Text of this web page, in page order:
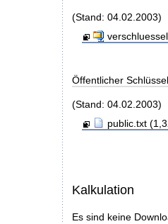
(Stand: 04.02.2003)
Öffentlicher
(Stand: 04.02.2003)
public.txt
Kalkulation
Es sind keine